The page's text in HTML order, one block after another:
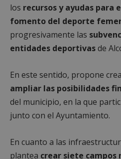
los recursos y ayudas para
fomento del deporte
progresivamente las
entidades deportivasde
En este sentido, propone
ampliar las posibilidades
del municipio, en la que
junto con el Ayuntamiento.
En cuanto a las
plantea crear siete campos